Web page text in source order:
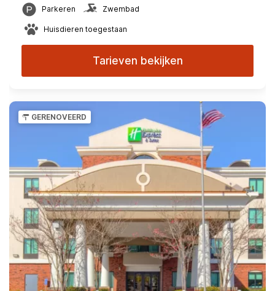
Parkeren Zwembad
Huisdieren toegestaan
Tarieven bekijken
GERENOVEERD